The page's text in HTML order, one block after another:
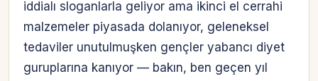
iddialı sloganlarla geliyor ama ikinci el cerrahi
malzemeler piyasada dolanıyor, geleneksel
tedaviler unutulmuşken gençler yabancı diyet
guruplarına kanıyor — bakın, ben geçen yıl